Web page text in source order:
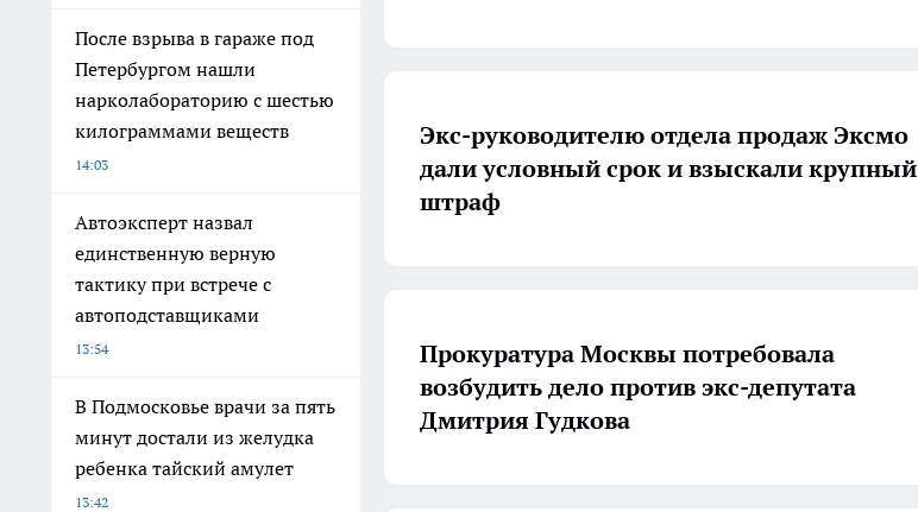
После взрыва в гараже под
Петербургом нашли
нарколабораторию с шестью
килограммами веществ
14:03
Автоэксперт назвал
единственную верную
тактику при встрече с
автоподставщиками
13:54
В Подмосковье врачи за пять
минут достали из желудка
ребенка тайский амулет
13:42
Экс-руководителю отдела продаж Эксмо
дали условный срок и взыскали крупный
штраф
Прокуратура Москвы потребовала
возбудить дело против экс-депутата
Дмитрия Гудкова